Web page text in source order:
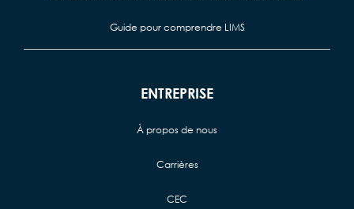
Guide pour comprendre LIMS
ENTREPRISE
À propos de nous
Carrières
CEC